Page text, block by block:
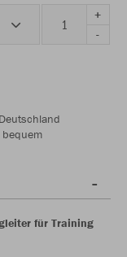
+
-
für Training